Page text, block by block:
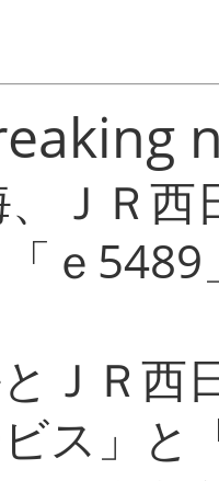
ＪＲ
ｅ
ＪＲ西
ビス」